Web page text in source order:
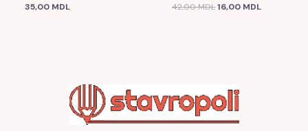
35,00 MDL 42,00MDL16,00 MDL